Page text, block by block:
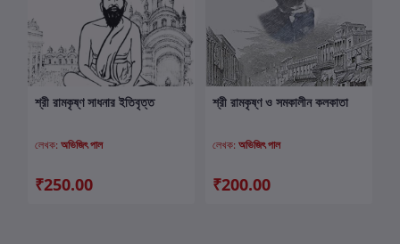
কার্টে যোগ করুন
শ্রী রামকৃষ্ণ সাধনার ইতিবৃত্ত
লেখক: অভিজিৎ পাল
₹250.00
কার্টে যোগ করুন
শ্রী রামকৃষ্ণ ও সমকালীন কলকাতা
লেখক: অভিজিৎ পাল
₹200.00